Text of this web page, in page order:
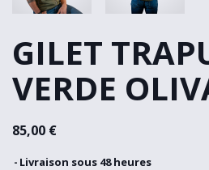
GILET
VERDE
85,00 €
Livraison sous 48 heures